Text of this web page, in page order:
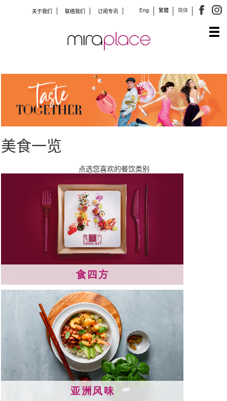
Eng 繁體 简体
关于我们 联络我们 订阅专讯
美食一览
点选您喜欢的餐饮类别